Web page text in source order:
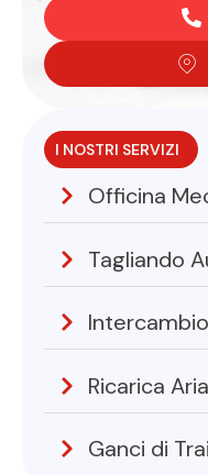
I NOSTRI SERVIZI
Officina
Tagliando
Ricarica
Ganci di